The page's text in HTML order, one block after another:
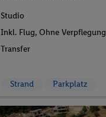
Studio
Inkl. Flug, Ohne Verpflegung
Transfer
Strand Parkplatz